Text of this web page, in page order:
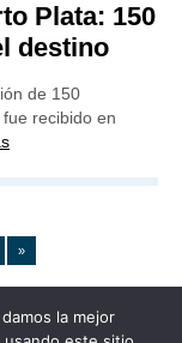
Plata: 150
destino
de 150
recibido en
»
la mejor